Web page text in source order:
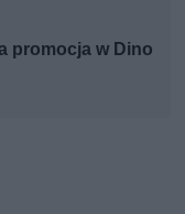
promocja w Dino